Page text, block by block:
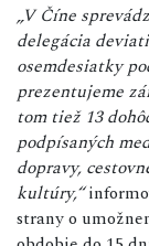
„V Číne
delegácia
osemdesiatky
prezentujeme
tom tiež 13
podpísaných
dopravy,
kultúry,“
strany o